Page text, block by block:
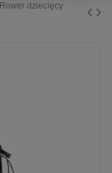
Rower dziecięcy